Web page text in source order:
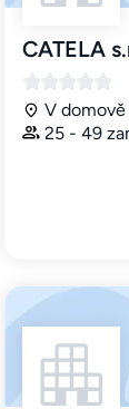
CATELA
V domově
25 - 49